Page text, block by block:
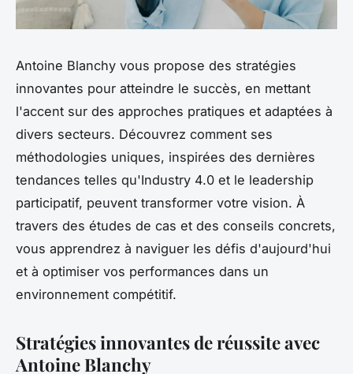
Antoine Blanchy vous propose des stratégies
innovantes pour atteindre le succès, en mettant
l'accent sur des approches pratiques et adaptées à
divers secteurs. Découvrez comment ses
méthodologies uniques, inspirées des dernières
tendances telles qu'Industry 4.0 et le leadership
participatif, peuvent transformer votre vision. À
travers des études de cas et des conseils concrets,
vous apprendrez à naviguer les défis d'aujourd'hui
et à optimiser vos performances dans un
environnement compétitif.
Stratégies innovantes de réussite avec
Antoine Blanchy